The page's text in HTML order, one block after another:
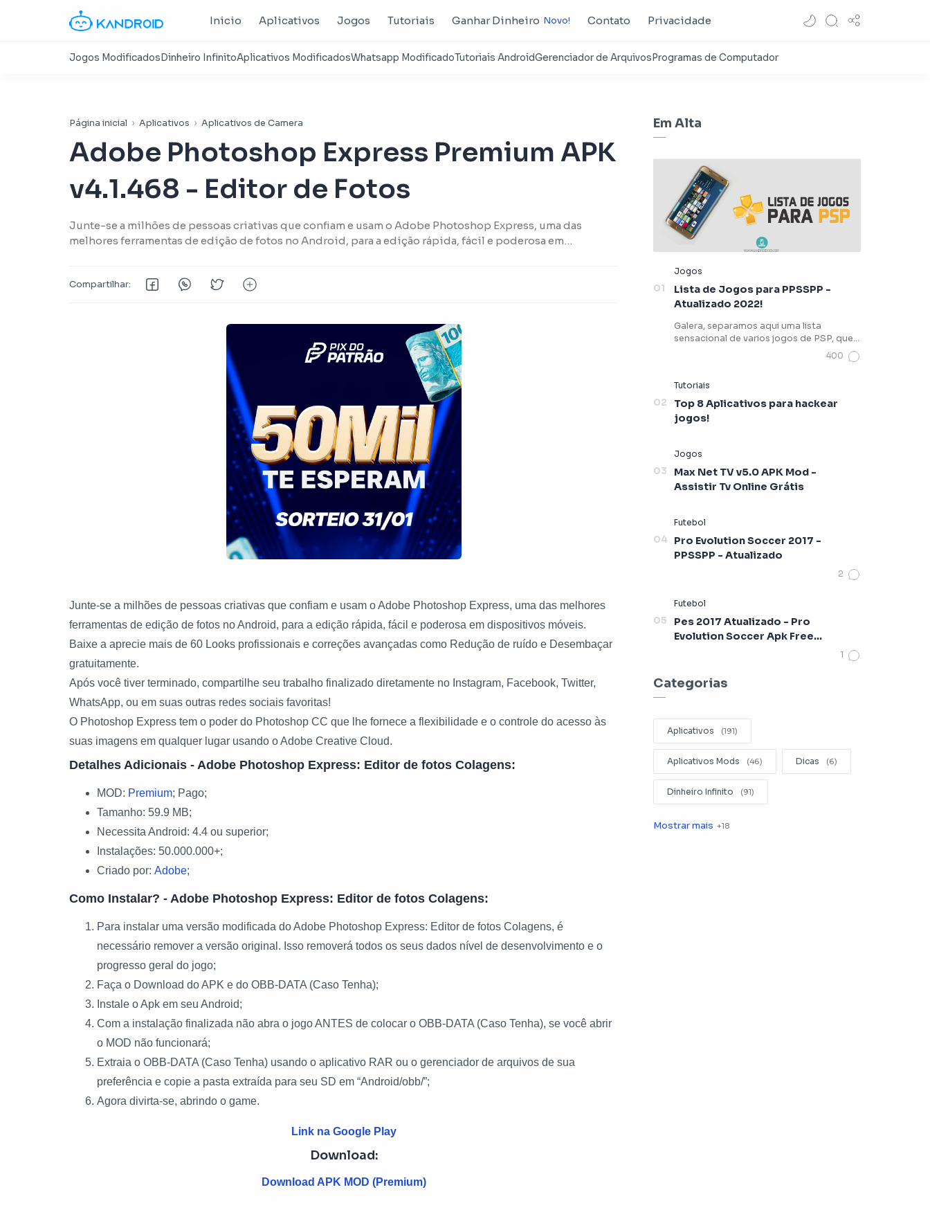
Inicio Aplicativos Jogos Tutoriais Ganhar Dinheiro Contato Privacidade
Página inicial Aplicativos Aplicativos de Camera
Adobe Photoshop Express Premium APK
v4.1.468 - Editor de Fotos
Junte-se a milhões de pessoas criativas que confiam e usam o Adobe Photoshop Express, uma das
melhores ferramentas de edição de fotos no Android, para a edição rápida, fácil e poderosa em
Junte-se a milhões de pessoas criativas que confiam e usam o Adobe Photoshop Express, uma das melhores
ferramentas de edição de fotos no Android, para a edição rápida, fácil e poderosa em dispositivos móveis.
Baixe a aprecie mais de 60 Looks profissionais e correções avançadas como Redução de ruído e Desembaçar
gratuitamente.
Após você tiver terminado, compartilhe seu trabalho finalizado diretamente no Instagram, Facebook, Twitter,
WhatsApp, ou em suas outras redes sociais favoritas!
O Photoshop Express tem o poder do Photoshop CC que lhe fornece a flexibilidade e o controle do acesso às
suas imagens em qualquer lugar usando o Adobe Creative Cloud.
Detalhes Adicionais - Adobe Photoshop Express: Editor de fotos Colagens:
MOD: Premium; Pago;
Tamanho: 59.9 MB;
Necessita Android: 4.4 ou superior;
Instalações: 50.000.000+;
Criado por: Adobe;
Como Instalar? - Adobe Photoshop Express: Editor de fotos Colagens:
Para instalar uma versão modificada do Adobe Photoshop Express: Editor de fotos Colagens, é
necessário remover a versão original. Isso removerá todos os seus dados nível de desenvolvimento e o
progresso geral do jogo;
Faça o Download do APK e do OBB-DATA (Caso Tenha);
Instale o Apk em seu Android;
Com a instalação finalizada não abra o jogo ANTES de colocar o OBB-DATA (Caso Tenha), se você abrir
o MOD não funcionará;
Extraia o OBB-DATA (Caso Tenha) usando o aplicativo RAR ou o gerenciador de arquivos de sua
preferência e copie a pasta extraída para seu SD em “Android/obb/”;
Agora divirta-se, abrindo o game.
Link na Google Play
Download:
Download APK MOD (Premium)
Em Alta
Lista de Jogos para PPSSPP -
Atualizado 2022!
Galera, separamos aqui uma lista
sensacional de varios jogos de PSP, que
Top 8 Aplicativos para hackear
jogos!
Max Net TV v5.0 APK Mod -
Assistir Tv Online Grátis
Pro Evolution Soccer 2017 -
PPSSPP - Atualizado
Pes 2017 Atualizado - Pro
Evolution Soccer Apk Free
Categorias
Aplicativos
Aplicativos Mods Dicas
Dinheiro Infinito
Editar Videos